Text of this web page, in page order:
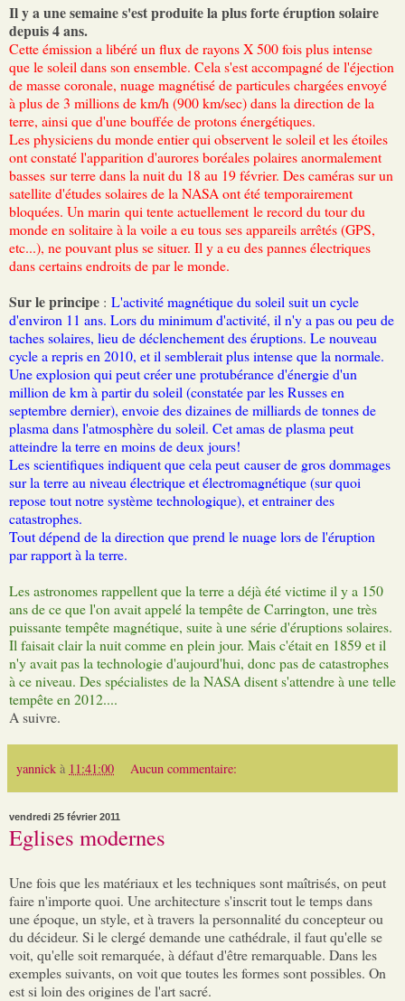
Il y a une semaine s'est produite la plus forte éruption solaire
depuis 4 ans.
Cette émission a libéré un flux de rayons X 500 fois plus intense
que le soleil dans son ensemble. Cela s'est accompagné de l'éjection
de masse coronale, nuage magnétisé de particules chargées envoyé
à plus de 3 millions de km/h (900 km/sec) dans la direction de la
terre, ainsi que d'une bouffée de protons énergétiques.
Les physiciens du monde entier qui observent le soleil et les étoiles
ont constaté l'apparition d'aurores boréales polaires anormalement
basses sur terre dans la nuit du 18 au 19 février. Des caméras sur un
satellite d'études solaires de la NASA ont été temporairement
bloquées. Un marin qui tente actuellement le record du tour du
monde en solitaire à la voile a eu tous ses appareils arrêtés (GPS,
etc...), ne pouvant plus se situer. Il y a eu des pannes électriques
dans certains endroits de par le monde.
Sur le principe : L'activité magnétique du soleil suit un cycle
d'environ 11 ans. Lors du minimum d'activité, il n'y a pas ou peu de
taches solaires, lieu de déclenchement des éruptions. Le nouveau
cycle a repris en 2010, et il semblerait plus intense que la normale.
Une explosion qui peut créer une protubérance d'énergie d'un
million de km à partir du soleil (constatée par les Russes en
septembre dernier), envoie des dizaines de milliards de tonnes de
plasma dans l'atmosphère du soleil. Cet amas de plasma peut
atteindre la terre en moins de deux jours!
Les scientifiques indiquent que cela peut causer de gros dommages
sur la terre au niveau électrique et électromagnétique (sur quoi
repose tout notre système technologique), et entrainer des
catastrophes.
Tout dépend de la direction que prend le nuage lors de l'éruption
par rapport à la terre.
Les astronomes rappellent que la terre a déjà été victime il y a 150
ans de ce que l'on avait appelé la tempête de Carrington, une très
puissante tempête magnétique, suite à une série d'éruptions solaires.
Il faisait clair la nuit comme en plein jour. Mais c'était en 1859 et il
n'y avait pas la technologie d'aujourd'hui, donc pas de catastrophes
à ce niveau. Des spécialistes de la NASA disent s'attendre à une telle
tempête en 2012....
A suivre.
yannick à 11:41:00 Aucun commentaire:
vendredi 25 février 2011
Eglises modernes
Une fois que les matériaux et les techniques sont maîtrisés, on peut
faire n'importe quoi. Une architecture s'inscrit tout le temps dans
une époque, un style, et à travers la personnalité du concepteur ou
du décideur. Si le clergé demande une cathédrale, il faut qu'elle se
voit, qu'elle soit remarquée, à défaut d'être remarquable. Dans les
exemples suivants, on voit que toutes les formes sont possibles. On
est si loin des origines de l'art sacré.